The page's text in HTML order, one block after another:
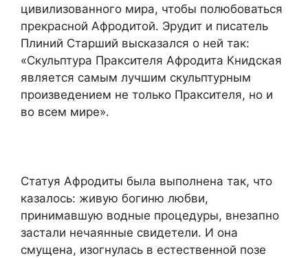
цивилизованного мира, чтобы полюбоваться
прекрасной Афродитой. Эрудит и писатель
Плиний Старший высказался о ней так:
«Скульптура Праксителя Афродита Книдская
является самым лучшим скульптурным
произведением не только Праксителя, но и
во всем мире».
Статуя Афродиты была выполнена так, что
казалось: живую богиню любви,
принимавшую водные процедуры, внезапно
застали нечаянные свидетели. И она
смущена, изогнулась в естественной позе